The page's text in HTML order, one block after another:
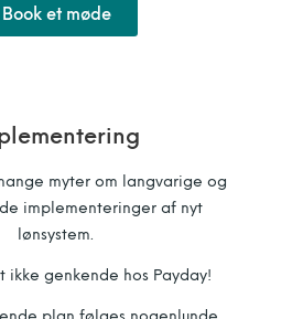
Book et møde
myter om langvarige og
implementeringer af nyt
lønsystem.
ikke genkende hos Payday!